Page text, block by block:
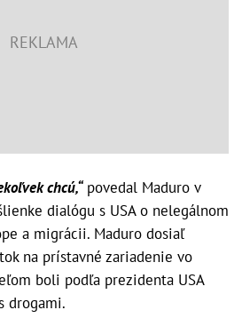
chcú,“povedal Maduro v
dialógu s USA o nelegálnom
a migrácii. Maduro dosiaľ
na prístavné zariadenie vo
boli podľa prezidenta USA
drogami.